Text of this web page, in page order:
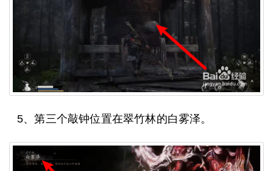
5、第三个敲钟位置在翠竹林的白雾泽。